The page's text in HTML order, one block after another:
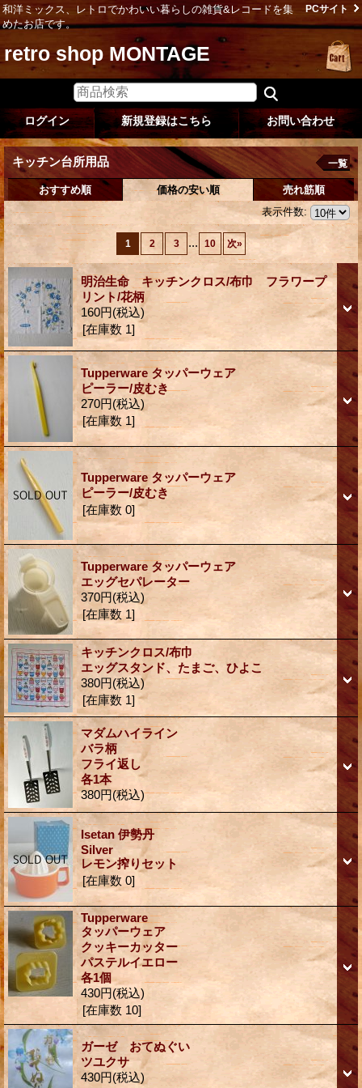
和洋ミックス、レトロでかわいい暮らしの雑貨&レコードを集
めたお店です。
PCサイト
retro shop MONTAGE
ログイン 新規登録はこちら お問い合わせ
キッチン台所用品 一覧
おすすめ順 価格の安い順
売れ筋順
表示件数:
1 2 3 ... 10 次»
明治生命 キッチンクロス/布巾 フラワープ
リント/花柄
160円(税込)
[在庫数 1]
Tupperware タッパーウェア
ピーラー/皮むき
270円(税込)
[在庫数 1]
Tupperware タッパーウェア
ピーラー/皮むき
[在庫数 0]
Tupperware タッパーウェア
エッグセパレーター
370円(税込)
[在庫数 1]
キッチンクロス/布巾
エッグスタンド、たまご、ひよこ
380円(税込)
[在庫数 1]
マダムハイライン
バラ柄
フライ返し
各1本
380円(税込)
Isetan 伊勢丹
Silver
レモン搾りセット
[在庫数 0]
Tupperware
タッパーウェア
クッキーカッター
パステルイエロー
各1個
430円(税込)
[在庫数 10]
ガーゼ おてぬぐい
ツユクサ
430円(税込)